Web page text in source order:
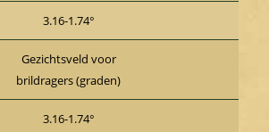
3.16-1.74°
Gezichtsveld voor
brildragers (graden)
3.16-1.74°